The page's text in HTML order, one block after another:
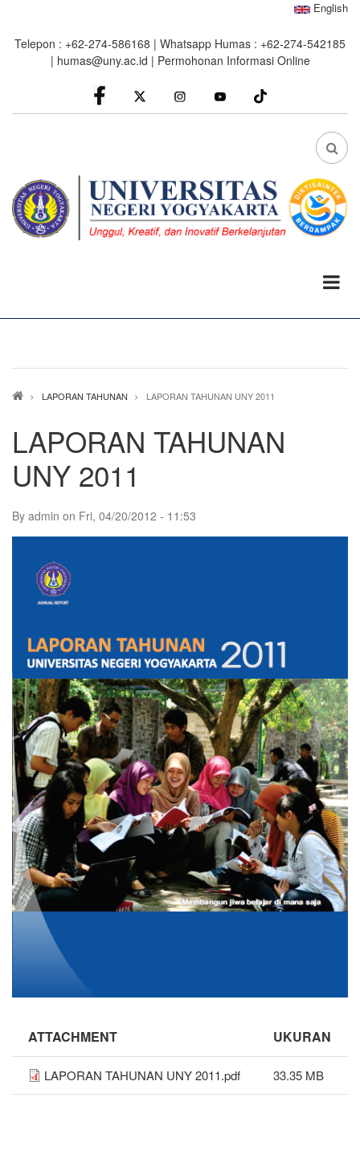
main
English
Telepon : +62-274-586168 | Whatsapp Humas : +62-274-542185
| humas@uny.ac.id | Permohonan Informasi Online
facebook
Instagram youtube
FA
Breadcrumb
LAPORAN TAHUNAN LAPORAN TAHUNAN UNY 2011
LAPORAN TAHUNAN
UNY 2011
By admin on Fri, 04/20/2012 - 11:53
ATTACHMENT UKURAN
LAPORAN TAHUNAN UNY 2011.pdf 33.35 MB